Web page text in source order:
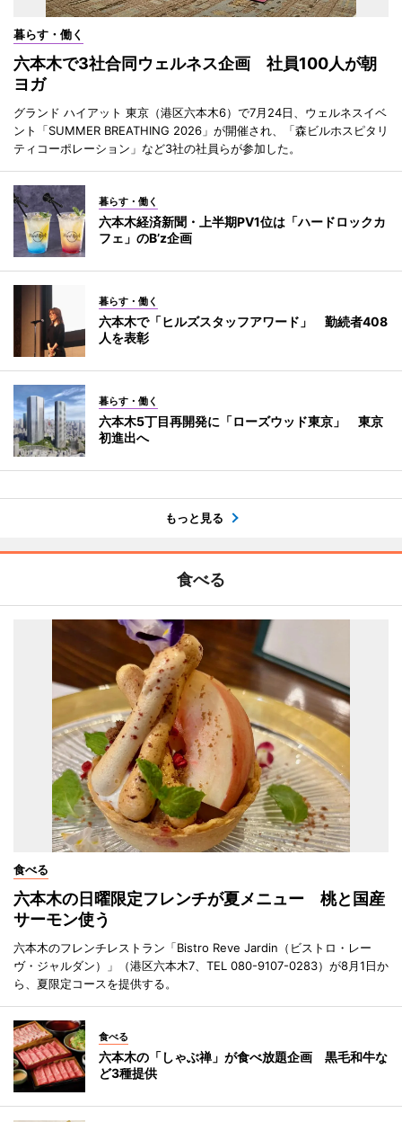
暮らす・働く
六本木で3社合同ウェルネス企画 社員100人が朝
ヨガ
グランド ハイアット 東京（港区六本木6）で7月24日、ウェルネスイベ
ント「SUMMER BREATHING 2026」が開催され、「森ビルホスピタリ
ティコーポレーション」など3社の社員らが参加した。
暮らす・働く
六本木経済新聞・上半期PV1位は「ハードロックカ
フェ」のB’z企画
暮らす・働く
六本木で「ヒルズスタッフアワード」 勤続者408
人を表彰
暮らす・働く
六本木5丁目再開発に「ローズウッド東京」 東京
初進出へ
もっと見る
食べる
食べる
六本木の日曜限定フレンチが夏メニュー 桃と国産
サーモン使う
六本木のフレンチレストラン「Bistro Reve Jardin（ビストロ・レー
ヴ・ジャルダン）」（港区六本木7、TEL 080-9107-0283）が8月1日か
ら、夏限定コースを提供する。
食べる
六本木の「しゃぶ禅」が食べ放題企画 黒毛和牛な
ど3種提供